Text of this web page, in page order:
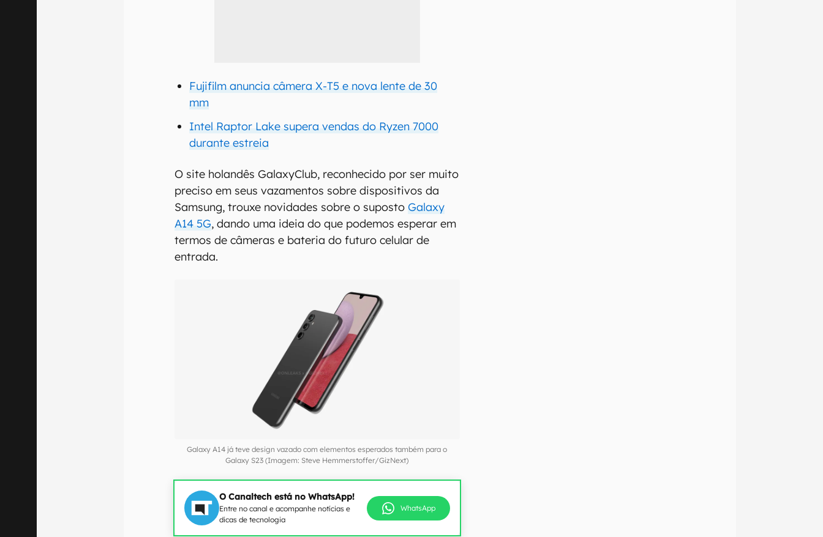
Fujifilm anuncia câmera X-T5 e nova lente de 30
mm
Intel Raptor Lake supera vendas do Ryzen 7000
durante estreia
O site holandês GalaxyClub, reconhecido por ser muito
preciso em seus vazamentos sobre dispositivos da
Samsung, trouxe novidades sobre o supostoGalaxy
A14 5G, dando uma ideia do que podemos esperar em
termos de câmeras e bateria do futuro celular de
entrada.
Galaxy A14 já teve design vazado com elementos esperados também para o
Galaxy S23 (Imagem: Steve Hemmerstoffer/GizNext)
O Canaltech está no WhatsApp!
Entre no canal e acompanhe notícias e
dicas de tecnologia
WhatsApp